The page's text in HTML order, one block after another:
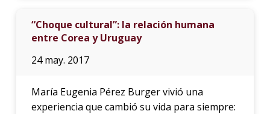
“Choque cultural”: la relación humana
entre Corea y Uruguay
24 may. 2017
María Eugenia Pérez Burger vivió una
experiencia que cambió su vida para siempre: